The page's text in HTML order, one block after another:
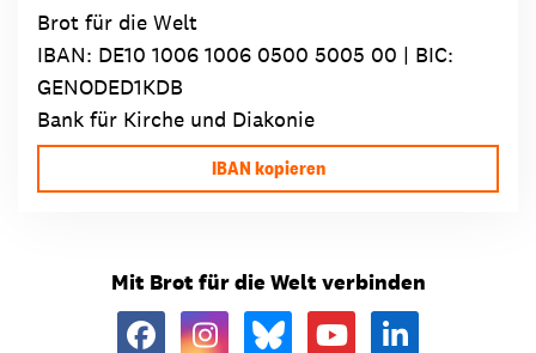
Brot für die Welt
IBAN: DE10 1006 1006 0500 5005 00 | BIC:
GENODED1KDB
Bank für Kirche und Diakonie
IBAN kopieren
Mit Brot für die Welt verbinden